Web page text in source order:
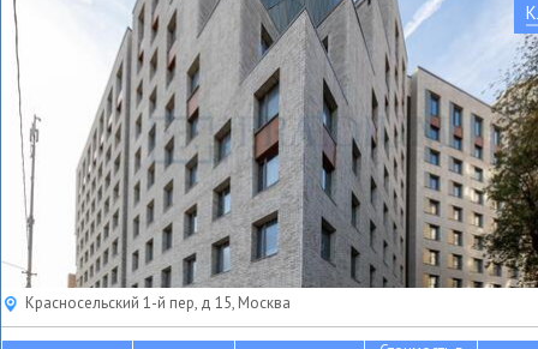
Красносельский 1-й пер, д 15, Москва